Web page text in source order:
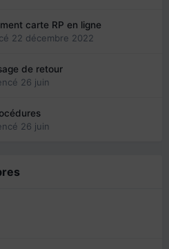
carte RP en ligne
22 décembre 2022
de retour
26 juin
26 juin